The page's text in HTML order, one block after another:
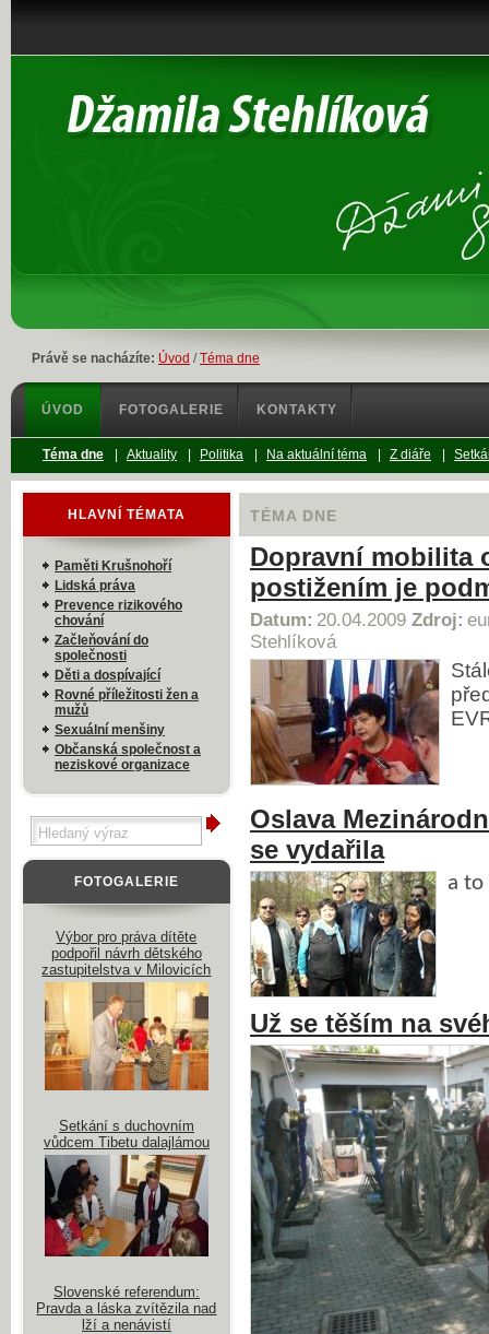
Právě se nacházíte: Úvod /Téma dne
TÉMA DNE
Dopravní mobilita
postižením je
Datum: 20.04.2009 Zdroj:
Stehlíková
Oslava
se vydařila
a to
Už se těším na
HLAVNÍ TÉMATA
Paměti Krušnohoří
Lidská práva
Prevence rizikového
chování
Začleňování do
společnosti
Děti a dospívající
Rovné příležitosti žen a
mužů
Sexuální menšiny
Občanská společnost a
neziskové organizace
FOTOGALERIE
Výbor pro práva dítěte
podpořil návrh dětského
zastupitelstva v Milovicích
Setkání s duchovním
vůdcem Tibetu dalajlámou
Slovenské referendum:
Pravda a láska zvítězila nad
lží a nenávistí
ÚVOD FOTOGALERIE KONTAKTY
Téma dne Aktuality Politika Na aktuální téma Z diáře